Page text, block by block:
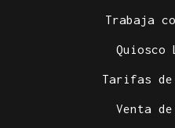
Trabaja
Quiosco
Tarifas
Venta de